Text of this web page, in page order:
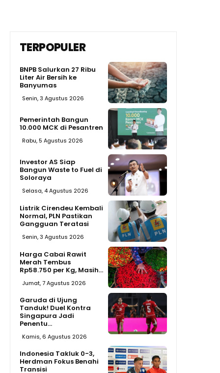
TERPOPULER
BNPB Salurkan 27 Ribu
Liter Air Bersih ke
Banyumas
Senin, 3 Agustus 2026
Pemerintah Bangun
10.000 MCK di Pesantren
Rabu, 5 Agustus 2026
Investor AS Siap
Bangun Waste to Fuel di
Soloraya
Selasa, 4 Agustus 2026
Listrik Cirendeu Kembali
Normal, PLN Pastikan
Gangguan Teratasi
Senin, 3 Agustus 2026
Harga Cabai Rawit
Merah Tembus
Rp58.750 per Kg, Masih...
Jumat, 7 Agustus 2026
Garuda di Ujung
Tanduk! Duel Kontra
Singapura Jadi
Penentu...
Kamis, 6 Agustus 2026
Indonesia Takluk 0-3,
Herdman Fokus Benahi
Transisi